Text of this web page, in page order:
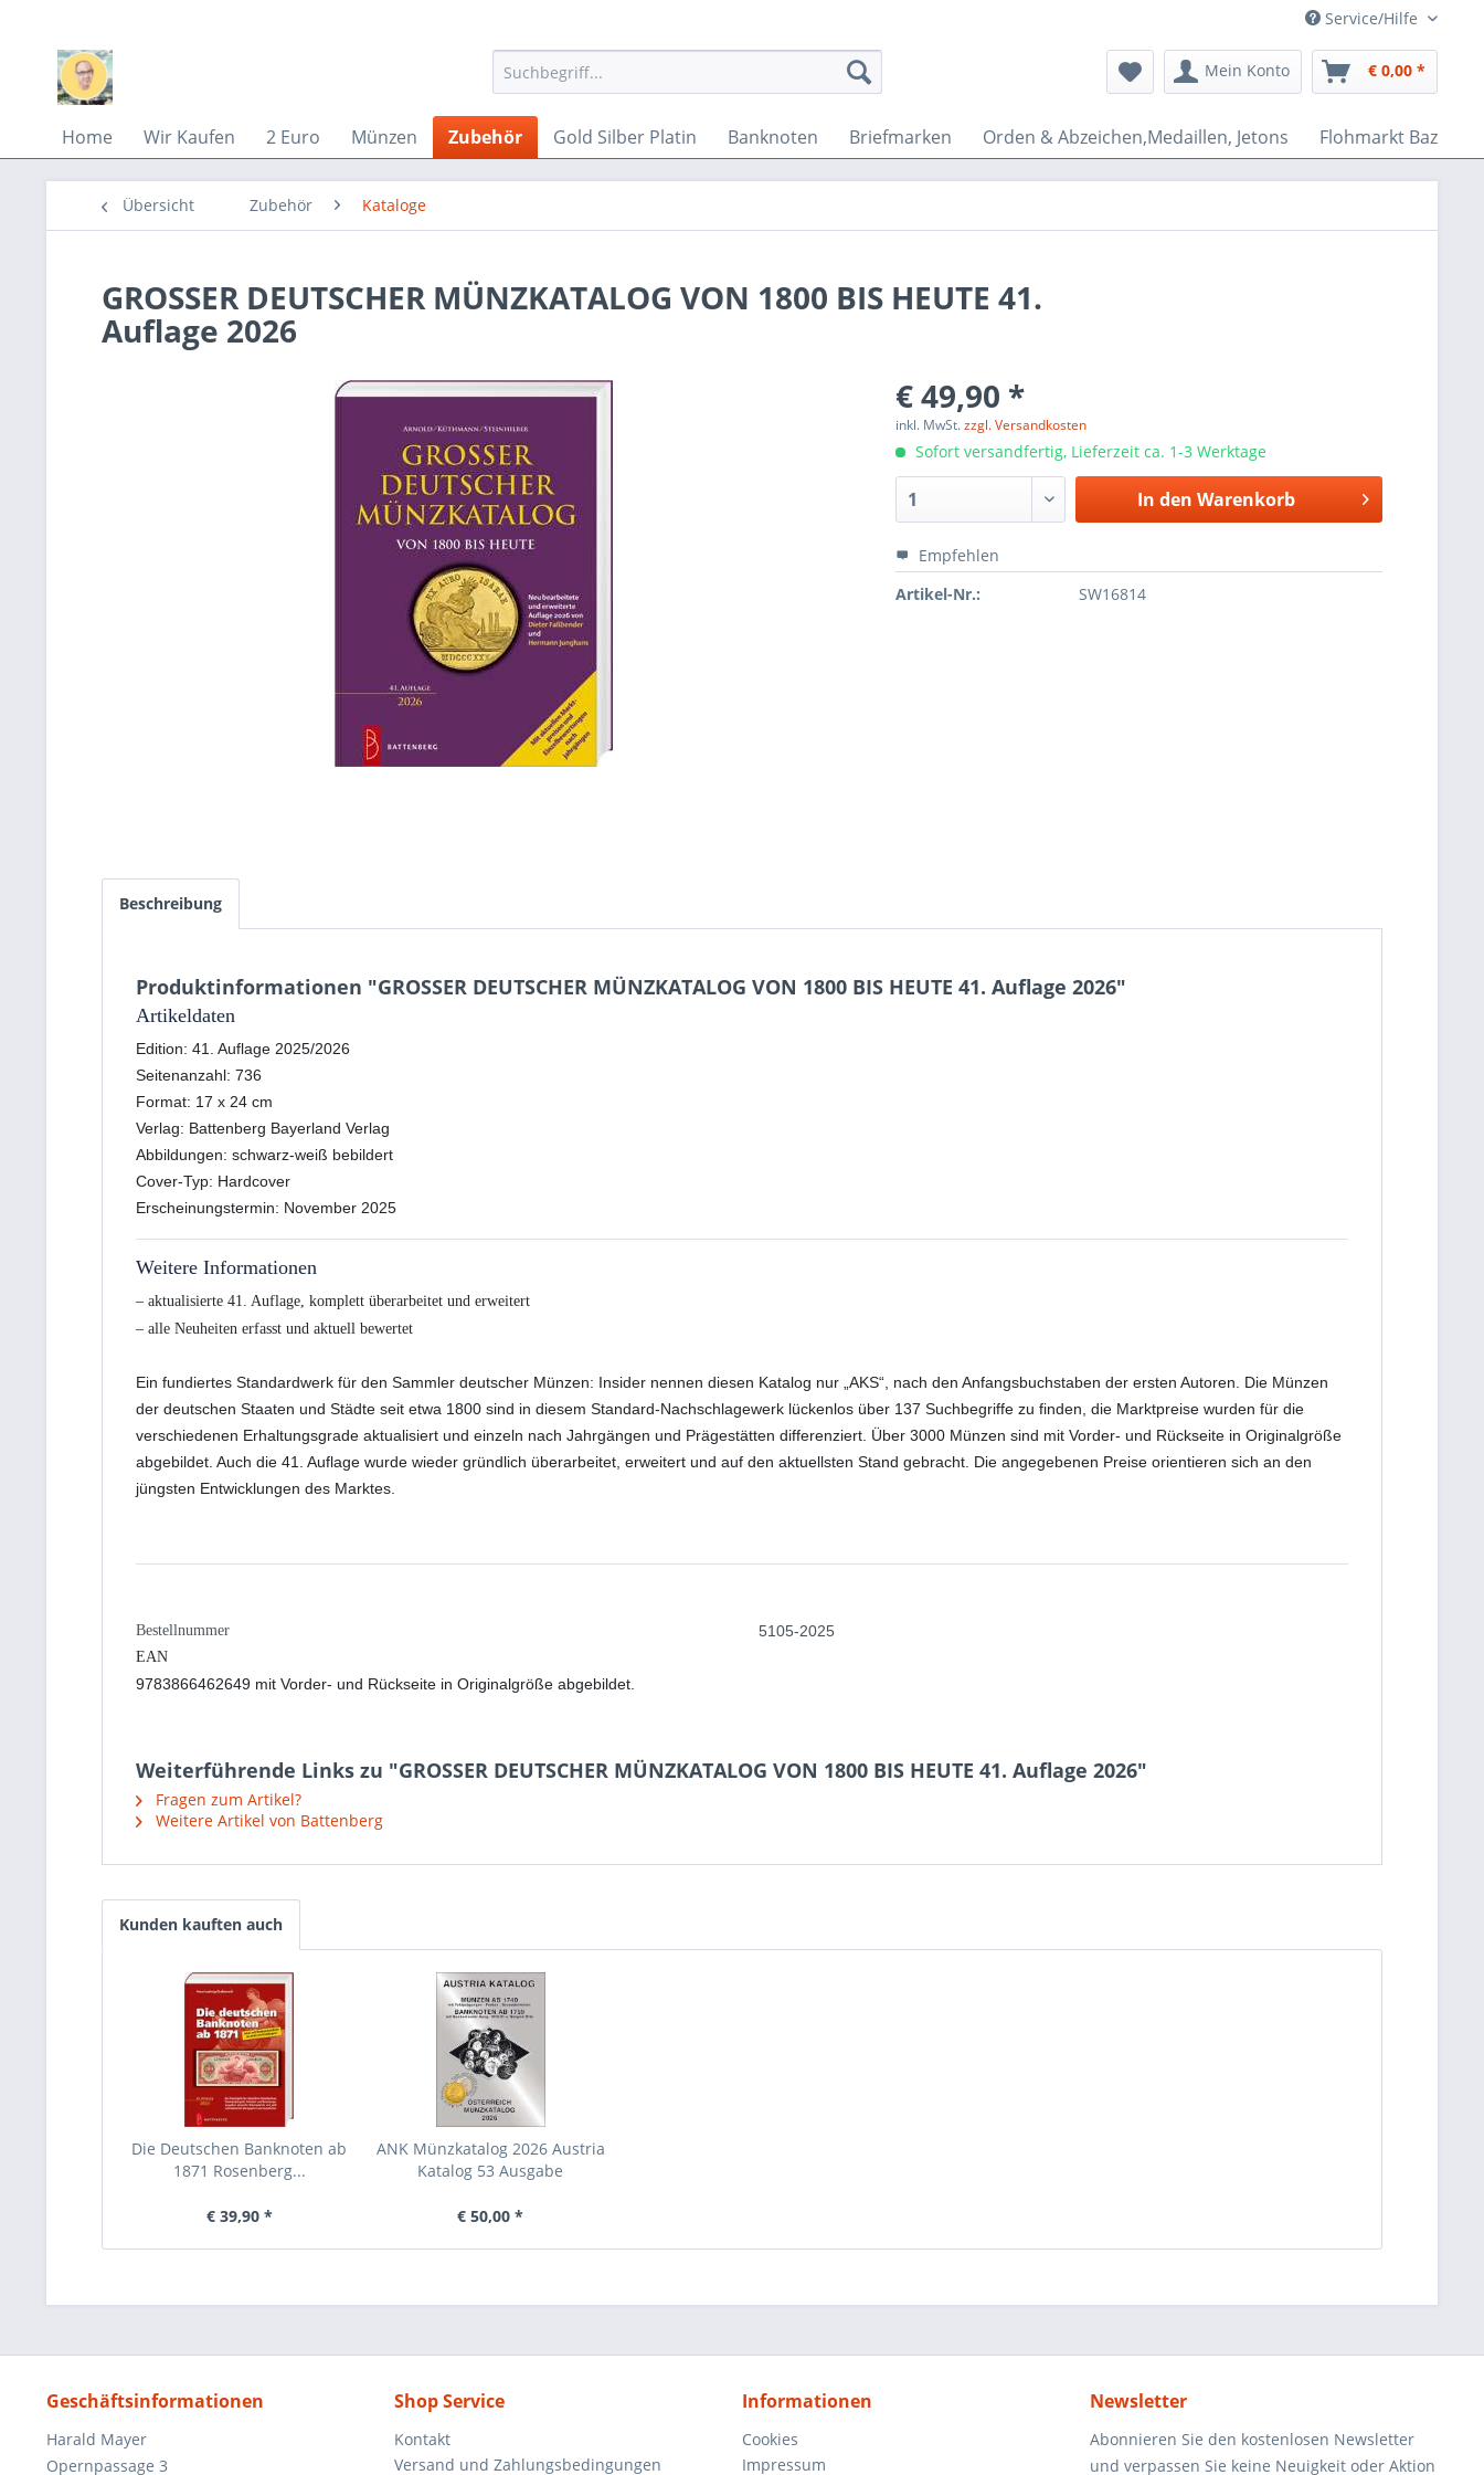
Service/Hilfe
Mein Konto € 0,00 *
Home Wir Kaufen 2 Euro Münzen Zubehör Gold Silber Platin Banknoten Briefmarken Orden & Abzeichen,Medaillen, Jetons Flohmarkt Bazar
Übersicht Zubehör Kataloge
GROSSER DEUTSCHER MÜNZKATALOG VON 1800 BIS HEUTE 41.
Auflage 2026
€ 49,90 *
inkl. MwSt.zzgl. Versandkosten
Sofort versandfertig, Lieferzeit ca. 1-3 Werktage
In den Warenkorb
Empfehlen
Artikel-Nr.:
SW16814
Beschreibung
Produktinformationen "GROSSER DEUTSCHER MÜNZKATALOG VON 1800 BIS HEUTE 41. Auflage 2026"
Artikeldaten
Edition: 41. Auflage 2025/2026
Seitenanzahl: 736
Format: 17 x 24 cm
Verlag: Battenberg Bayerland Verlag
Abbildungen: schwarz-weiß bebildert
Cover-Typ: Hardcover
Erscheinungstermin: November 2025
Weitere Informationen
– aktualisierte 41. Auflage, komplett überarbeitet und erweitert
– alle Neuheiten erfasst und aktuell bewertet
Ein fundiertes Standardwerk für den Sammler deutscher Münzen: Insider nennen diesen Katalog nur „AKS“, nach den Anfangsbuchstaben der ersten Autoren. Die Münzen
der deutschen Staaten und Städte seit etwa 1800 sind in diesem Standard-Nachschlagewerk lückenlos über 137 Suchbegriffe zu finden, die Marktpreise wurden für die
verschiedenen Erhaltungsgrade aktualisiert und einzeln nach Jahrgängen und Prägestätten differenziert. Über 3000 Münzen sind mit Vorder- und Rückseite in Originalgröße
abgebildet. Auch die 41. Auflage wurde wieder gründlich überarbeitet, erweitert und auf den aktuellsten Stand gebracht. Die angegebenen Preise orientieren sich an den
jüngsten Entwicklungen des Marktes.
Bestellnummer 5105-2025
EAN
9783866462649 mit Vorder- und Rückseite in Originalgröße abgebildet.
Weiterführende Links zu "GROSSER DEUTSCHER MÜNZKATALOG VON 1800 BIS HEUTE 41. Auflage 2026"
Fragen zum Artikel?
Weitere Artikel von Battenberg
Kunden kauften auch
Die Deutschen Banknoten ab
1871 Rosenberg...
€ 39,90 *
ANK Münzkatalog 2026 Austria
Katalog 53 Ausgabe
€ 50,00 *
Geschäftsinformationen
Harald Mayer
Opernpassage 3
Shop Service
Kontakt
Versand und Zahlungsbedingungen
Informationen
Cookies
Impressum
Newsletter
Abonnieren Sie den kostenlosen Newsletter
und verpassen Sie keine Neuigkeit oder Aktion